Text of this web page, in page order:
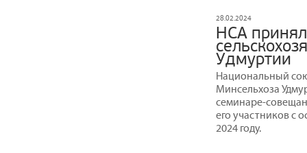
28.02.2024
НСА
Удмуртии
Национальный
Минсельхоза
семинаре-
его участников с
2024 году.